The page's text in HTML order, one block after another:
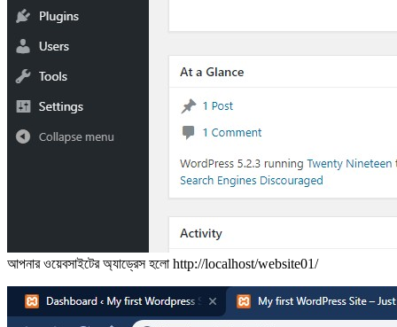
আপনার ওয়েবসাইটের অ্যাড্রেস হলো http://localhost/website01/